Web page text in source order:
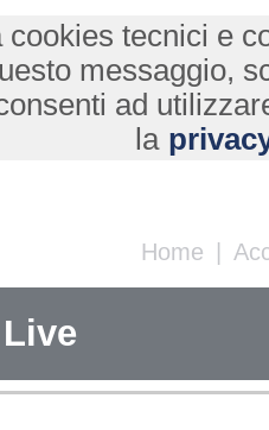
Home |
tecnici e
messaggio,
ad
la